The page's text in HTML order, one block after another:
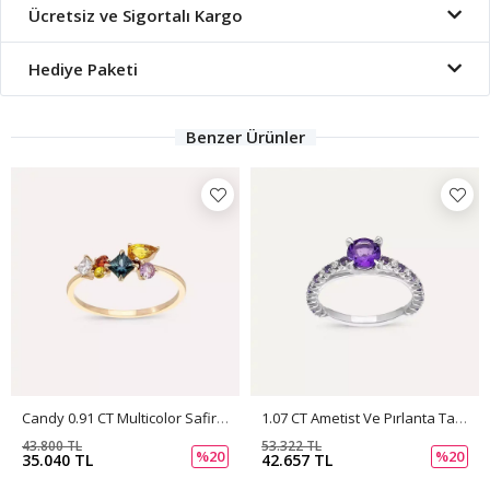
Ücretsiz ve Sigortalı Kargo
Hediye Paketi
Benzer Ürünler
Candy 0.91 CT Multicolor Safir Ve Pırlanta Taşlı Rose Altın Yüzük
35.040 TL
43.800 TL
%20
1.07 CT Ametist Ve Pırlanta Taşlı Beyaz Altın Yüzük
42.657 TL
53.322 TL
%20